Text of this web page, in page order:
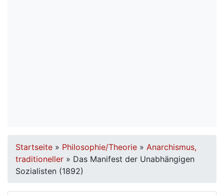
Startseite » Philosophie/Theorie » Anarchismus,
traditioneller » Das Manifest der Unabhängigen
Sozialisten (1892)